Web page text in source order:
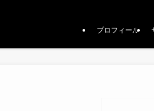
プロフィール